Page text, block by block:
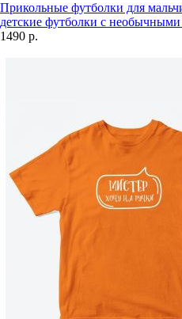
Прикольные футболки для
детские футболки с
1490 р.